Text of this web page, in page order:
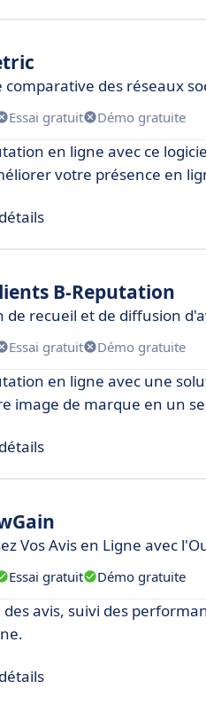
comparative des réseaux
Essai gratuit Démo gratuite
en ligne avec ce
votre présence en
B-Reputation
de recueil et de diffusion
Essai gratuit Démo gratuite
en ligne avec une
image de marque en un
Vos Avis en Ligne avec
Essai gratuit Démo gratuite
avis, suivi des